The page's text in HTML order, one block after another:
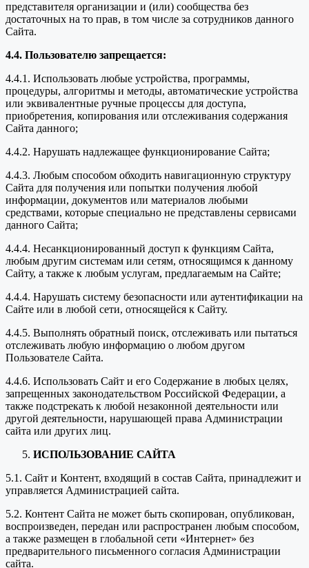
представителя организации и (или) сообщества без
достаточных на то прав, в том числе за сотрудников данного
Сайта.
4.4. Пользователю запрещается:
4.4.1. Использовать любые устройства, программы,
процедуры, алгоритмы и методы, автоматические устройства
или эквивалентные ручные процессы для доступа,
приобретения, копирования или отслеживания содержания
Сайта данного;
4.4.2. Нарушать надлежащее функционирование Сайта;
4.4.3. Любым способом обходить навигационную структуру
Сайта для получения или попытки получения любой
информации, документов или материалов любыми
средствами, которые специально не представлены сервисами
данного Сайта;
4.4.4. Несанкционированный доступ к функциям Сайта,
любым другим системам или сетям, относящимся к данному
Сайту, а также к любым услугам, предлагаемым на Сайте;
4.4.4. Нарушать систему безопасности или аутентификации на
Сайте или в любой сети, относящейся к Сайту.
4.4.5. Выполнять обратный поиск, отслеживать или пытаться
отслеживать любую информацию о любом другом
Пользователе Сайта.
4.4.6. Использовать Сайт и его Содержание в любых целях,
запрещенных законодательством Российской Федерации, а
также подстрекать к любой незаконной деятельности или
другой деятельности, нарушающей права Администрации
сайта или других лиц.
ИСПОЛЬЗОВАНИЕ САЙТА
5.1. Сайт и Контент, входящий в состав Сайта, принадлежит и
управляется Администрацией сайта.
5.2. Контент Сайта не может быть скопирован, опубликован,
воспроизведен, передан или распространен любым способом,
а также размещен в глобальной сети «Интернет» без
предварительного письменного согласия Администрации
сайта.